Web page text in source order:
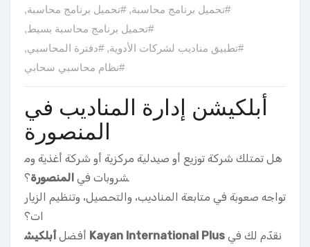
#تحميل برنامج محاسبة,#تحميل برنامج محاسبة,
#تحميل برنامج محاسبة بسيط,
#تطبيق مناديب لشركات الأدوية,#دفترة المحاسبي,
#نظام محاسبي سحابي
أبلكيشن إدارة المناديب في
المنصورة
هل تمتلك شركة توزيع أو صيدلية مركزية أو شركة أغذية وم
شروبات في المنصورة؟
تواجه صعوبة في متابعة المناديب، والتحصيل، وتنظيم الزيار
ات؟
نقدّم لك في Kayan International Plus أفضل أبلكيش